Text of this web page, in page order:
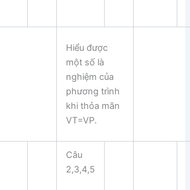
Hiểu được
một số là
nghiệm của
phương trình
khi thỏa mãn
VT=VP.
Câu
2,3,4,5